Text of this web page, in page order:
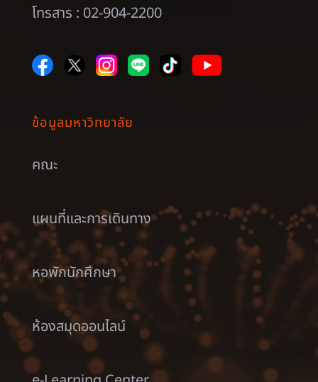
โทรสาร : 02-904-2200
ข้อมูลมหาวิทยาลัย
คณะ
แผนที่และการเดินทาง
หอพักนักศึกษา
ห้องสมุดออนไลน์